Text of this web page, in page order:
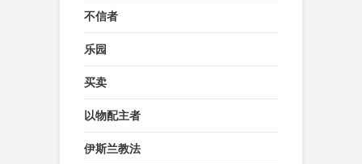
不信者
乐园
买卖
以物配主者
伊斯兰教法